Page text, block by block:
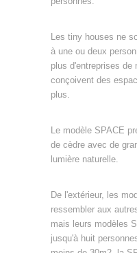
Les tiny houses ne
à une ou deux
plus d'entreprises de
conçoivent des
plus.
Le modèle SPACE
de cèdre avec de
lumière naturelle.
De l'extérieur, les
ressembler aux
mais leurs modèles
jusqu'à huit